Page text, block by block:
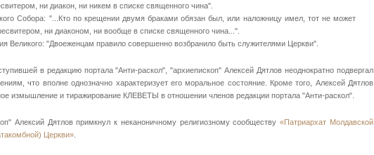
ни диакон, ни никем в списке священного чина".
Собора: "...Кто по крещении двумя браками обязан был, или наложницу имел, тот не может
ни диаконом, ни вообще в списке священного чина...".
Великого: "Двоеженцам правило совершенно возбранило быть служителями Церкви".
в редакцию портала "Анти-раскол", "архиепископ" Алексей Дятлов неоднократно подвергал
что вполне однозначно характеризует его моральное состояние. Кроме того, Алексей Дятлов
измышление и тиражирование КЛЕВЕТЫ в отношении членов редакции портала "Анти-раскол".
Алексий Дятлов примкнул к неканоничному религиозному сообществу«Патриархат Молдавской
Церкви»